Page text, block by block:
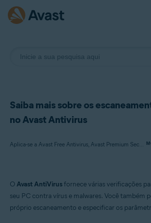
Saiba mais sobre os
no Avast Antivirus
Aplica-se a Avast Free Antivirus, Avast Premium Security
Produtos:
Avast Free Antivirus
O Avast AntiVirusfornece várias verificações
seu PC contra vírus e malwares. Você também
próprio escaneamento e especificar os